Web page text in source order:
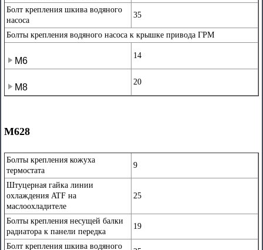
Болт крепления шкива водяного
насоса
35
Болты крепления водяного насоса к крышке привода ГРМ
М6
14
М8
20
М628
Болты крепления кожуха
термостата
9
Штуцерная гайка линии
охлаждения ATF на
маслоохладителе
25
Болты крепления несущей балки
радиатора к панели передка
19
Болт крепления шкива водяного